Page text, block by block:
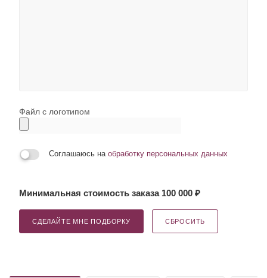
Файл с логотипом
Соглашаюсь на обработку персональных данных
Минимальная стоимость заказа 100 000 ₽
СДЕЛАЙТЕ МНЕ ПОДБОРКУ СБРОСИТЬ